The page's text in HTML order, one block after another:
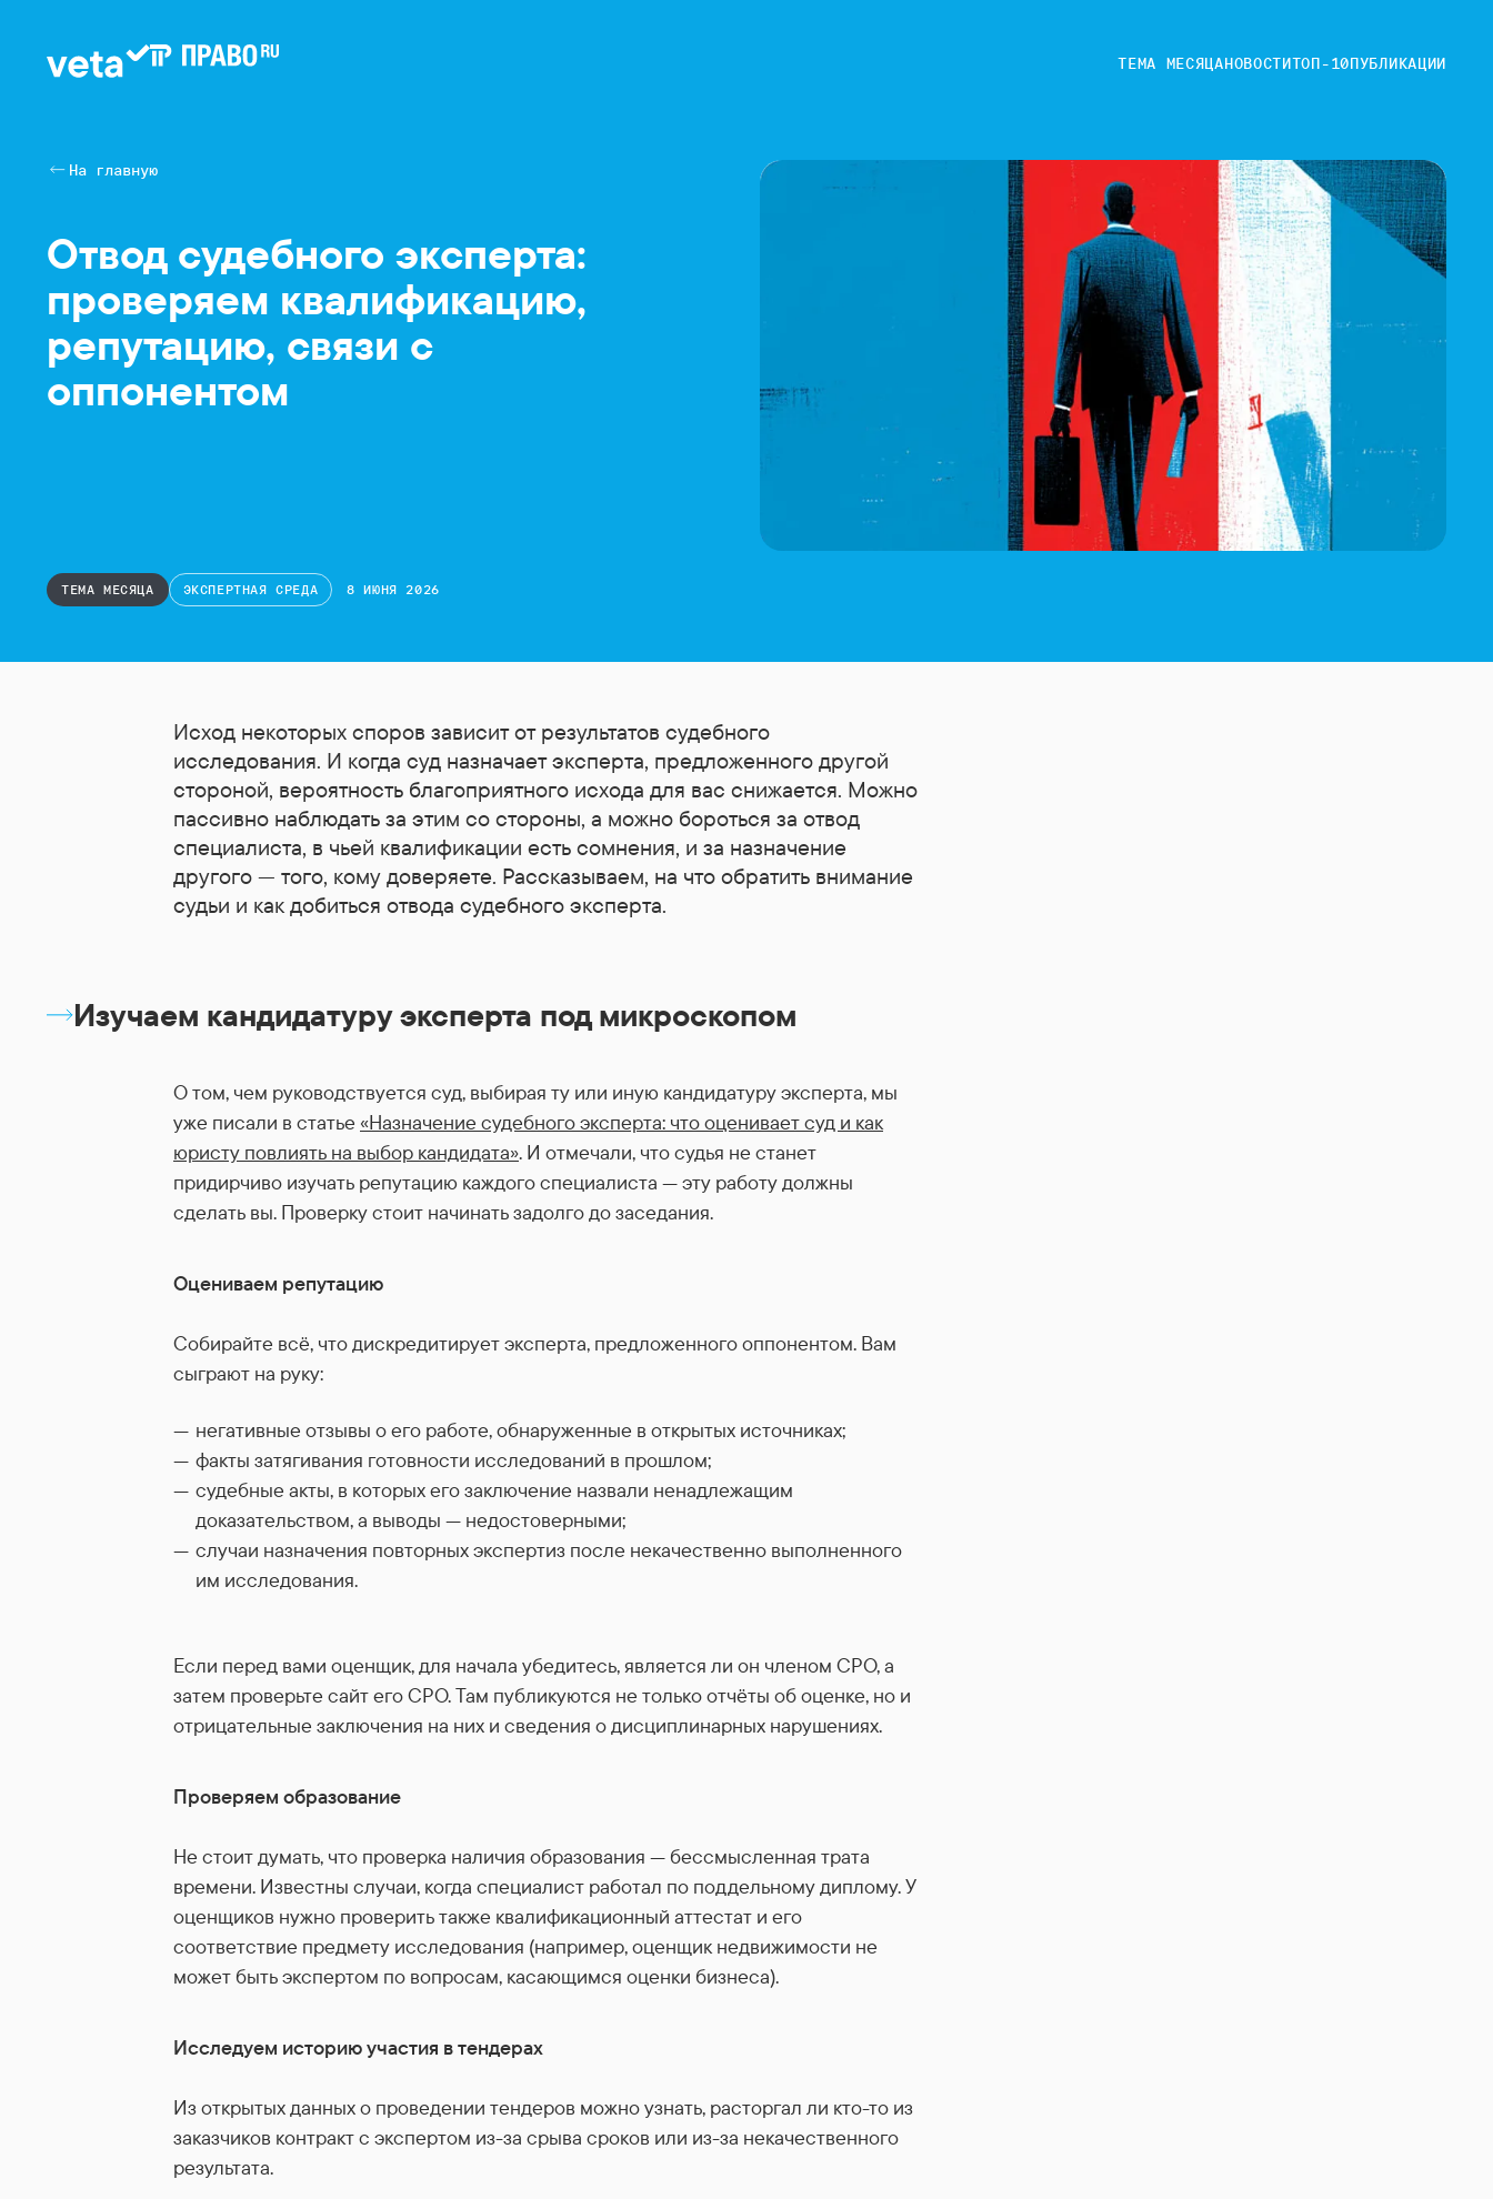
ТЕМА МЕСЯЦАНОВОСТИТОП-10ПУБЛИКАЦИИ
На главную
Отвод судебного эксперта:
проверяем квалификацию,
репутацию, связи с
оппонентом
ТЕМА МЕСЯЦА ЭКСПЕРТНАЯ СРЕДА 8 ИЮНЯ 2026
Исход некоторых споров зависит от результатов судебного
исследования. И когда суд назначает эксперта, предложенного другой
стороной, вероятность благоприятного исхода для вас снижается. Можно
пассивно наблюдать за этим со стороны, а можно бороться за отвод
специалиста, в чьей квалификации есть сомнения, и за назначение
другого — того, кому доверяете. Рассказываем, на что обратить внимание
судьи и как добиться отвода судебного эксперта.
Изучаем кандидатуру эксперта под микроскопом
О том, чем руководствуется суд, выбирая ту или иную кандидатуру эксперта, мы
уже писали в статье «Назначение судебного эксперта: что оценивает суд и как
юристу повлиять на выбор кандидата». И отмечали, что судья не станет
придирчиво изучать репутацию каждого специалиста — эту работу должны
сделать вы. Проверку стоит начинать задолго до заседания.
Оцениваем репутацию
Собирайте всё, что дискредитирует эксперта, предложенного оппонентом. Вам
сыграют на руку:
негативные отзывы о его работе, обнаруженные в открытых источниках;
факты затягивания готовности исследований в прошлом;
судебные акты, в которых его заключение назвали ненадлежащим
доказательством, а выводы — недостоверными;
случаи назначения повторных экспертиз после некачественно выполненного
им исследования.
Если перед вами оценщик, для начала убедитесь, является ли он членом СРО, а
затем проверьте сайт его СРО. Там публикуются не только отчёты об оценке, но и
отрицательные заключения на них и сведения о дисциплинарных нарушениях.
Проверяем образование
Не стоит думать, что проверка наличия образования — бессмысленная трата
времени. Известны случаи, когда специалист работал по поддельному диплому. У
оценщиков нужно проверить также квалификационный аттестат и его
соответствие предмету исследования (например, оценщик недвижимости не
может быть экспертом по вопросам, касающимся оценки бизнеса).
Исследуем историю участия в тендерах
Из открытых данных о проведении тендеров можно узнать, расторгал ли кто-то из
заказчиков контракт с экспертом из-за срыва сроков или из-за некачественного
результата.